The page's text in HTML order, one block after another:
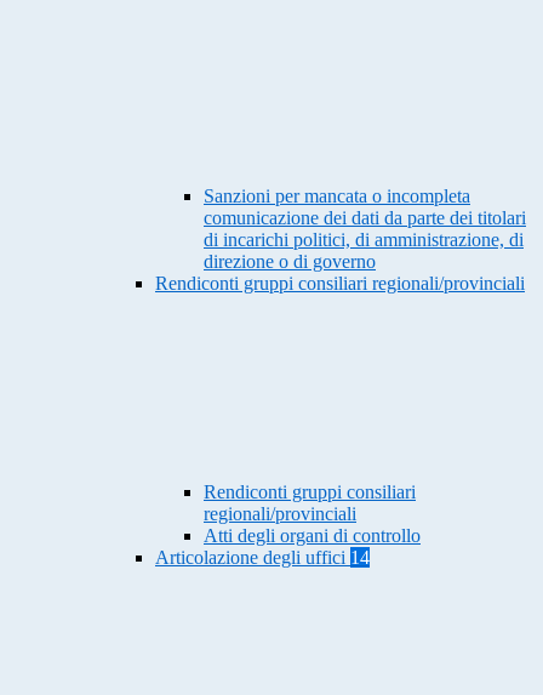
Sanzioni per mancata o incompleta
comunicazione dei dati da parte dei titolari
di incarichi politici, di amministrazione, di
direzione o di governo
Rendiconti gruppi consiliari regionali/provinciali
Rendiconti gruppi consiliari
regionali/provinciali
Atti degli organi di controllo
Articolazione degli uffici 14